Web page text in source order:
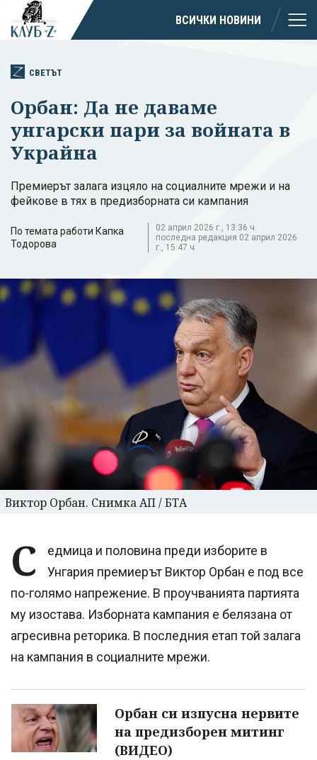
ВСИЧКИ НОВИНИ
СВЕТЪТ
Орбан: Да не даваме
унгарски пари за войната в
Украйна
Премиерът залага изцяло на социалните мрежи и на
фейкове в тях в предизборната си кампания
По темата работи Капка
Тодорова
02 април 2026 г., 13:36 ч.
последна редакция 02 април 2026
г., 15:47 ч.
Виктор Орбан. Снимка АП / БТА
С
едмица и половина преди изборите в
Унгария премиерът Виктор Орбан е под все
по-голямо напрежение. В проучванията партията
му изостава. Изборната кампания е белязана от
агресивна реторика. В последния етап той залага
на кампания в социалните мрежи.
Орбан си изпусна нервите
на предизборен митинг
(ВИДЕО)